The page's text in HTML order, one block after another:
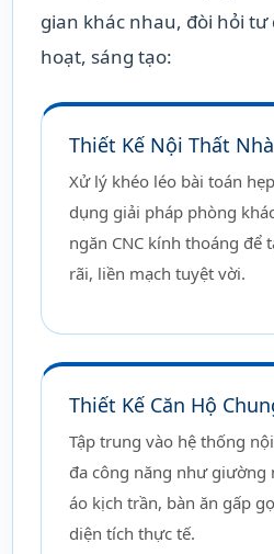
gian khác nhau, đòi hỏi
hoạt, sáng tạo:
Thiết Kế Nội Thất
Xử lý khéo léo bài toán
dụng giải pháp phòng
ngăn CNC kính thoáng để
rãi, liền mạch tuyệt vời.
Thiết Kế Căn Hộ
Tập trung vào hệ thống
đa công năng như giường
áo kịch trần, bàn ăn gấp
diện tích thực tế.